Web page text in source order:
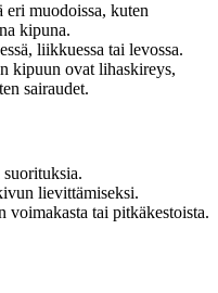
muodoissa, kuten
kipuna.
liikkuessa tai levossa.
kipuun ovat lihaskireys,
sairaudet.
lievittämiseksi.
tai pitkäkestoista.